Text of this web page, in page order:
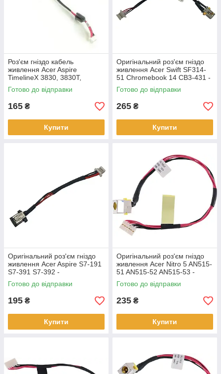
Роз'єм гніздо кабель
живлення Acer Aspire
TimelineX 3830, 3830T,
3830G, 3830TG -
DC30100DW00
Готово до відправки
165 ₴
Купити
Оригінальний роз'єм гніздо
живлення Acer Swift SF314-
51 Chromebook 14 CB3-431 -
1417-00DJ000
Готово до відправки
265 ₴
Купити
Оригінальний роз'єм гніздо
живлення Acer Aspire S7-191
S7-391 S7-392 -
50.4WE05.001
Готово до відправки
195 ₴
Купити
Оригінальний роз'єм гніздо
живлення Acer Nitro 5 AN515-
51 AN515-52 AN515-53 -
DC301010V00
Готово до відправки
235 ₴
Купити